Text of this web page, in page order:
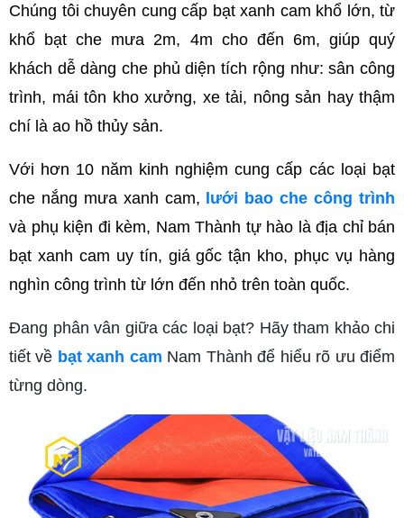
Chúng tôi chuyên cung cấp bạt xanh cam khổ lớn, từ
khổ bạt che mưa 2m, 4m cho đến 6m, giúp quý
khách dễ dàng che phủ diện tích rộng như: sân công
trình, mái tôn kho xưởng, xe tải, nông sản hay thậm
chí là ao hồ thủy sản.
Với hơn 10 năm kinh nghiệm cung cấp các loại bạt
che nắng mưa xanh cam, lưới bao che công trình
và phụ kiện đi kèm, Nam Thành tự hào là địa chỉ bán
bạt xanh cam uy tín, giá gốc tận kho, phục vụ hàng
nghìn công trình từ lớn đến nhỏ trên toàn quốc.
Đang phân vân giữa các loại bạt? Hãy tham khảo chi
tiết về bạt xanh cam Nam Thành để hiểu rõ ưu điểm
từng dòng.